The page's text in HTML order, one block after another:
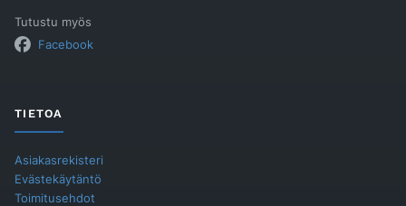
Tutustu myös
Facebook
TIETOA
Asiakasrekisteri
Evästekäytäntö
Toimitusehdot